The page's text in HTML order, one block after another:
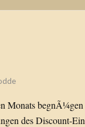
Monats
des Discount-